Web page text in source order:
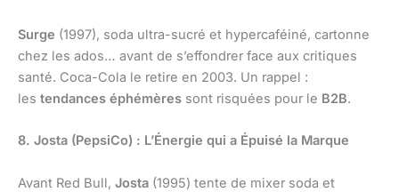
Surge (1997), soda ultra-sucré et hypercaféiné, cartonne
chez les ados… avant de s’effondrer face aux critiques
santé. Coca-Cola le retire en 2003. Un rappel :
les tendances éphémères sont risquées pour le B2B.
8. Josta (PepsiCo) : L’Énergie qui a Épuisé la Marque
Avant Red Bull, Josta (1995) tente de mixer soda et